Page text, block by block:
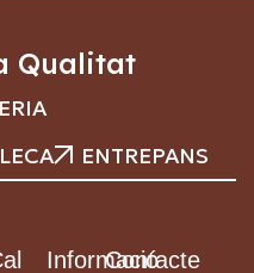
Qualitat
ENTREPANS
Informació
Contacte